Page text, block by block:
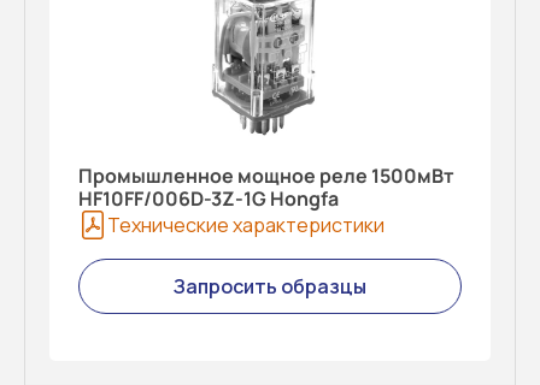
Промышленное мощное реле 1500мВт
HF10FF/006D-3Z-1G Hongfa
Технические характеристики
Запросить образцы